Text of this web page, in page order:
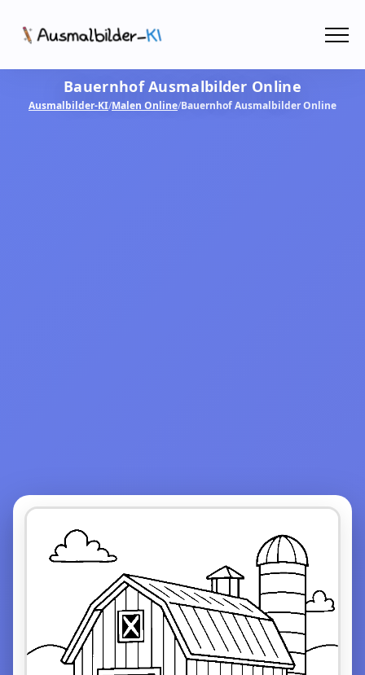
AusmalbilderBauernhof Ausmalbilder Online
Ausmalbilder-KI/Malen Online/Bauernhof Ausmalbilder Online